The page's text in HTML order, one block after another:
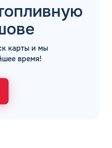
карты и мы
время!